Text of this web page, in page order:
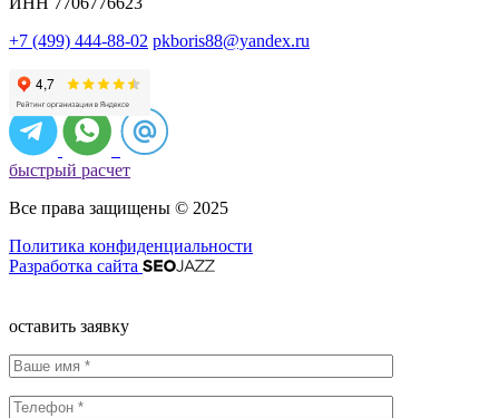
+7 (499) 444-88-02 pkboris88@yandex.ru
быстрый расчет
Все права защищены © 2025
Политика конфиденциальности
Разработка сайта
оставить заявку